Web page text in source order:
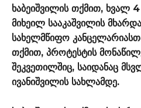
ხაბეიშვილის თქმით, ხვალ
მიხეილ სააკაშვილის
სახელმწიფო
თქმით, პროტესტის
შეკვეთილშიც, საიდანაც
ივანიშვილის სახლამდე.